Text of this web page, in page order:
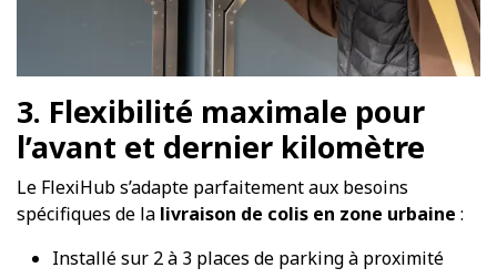
3. Flexibilité maximale pour
l’avant et dernier kilomètre
Le FlexiHub s’adapte parfaitement aux besoins
spécifiques de la livraison de colis en zone urbaine :
Installé sur 2 à 3 places de parking à proximité